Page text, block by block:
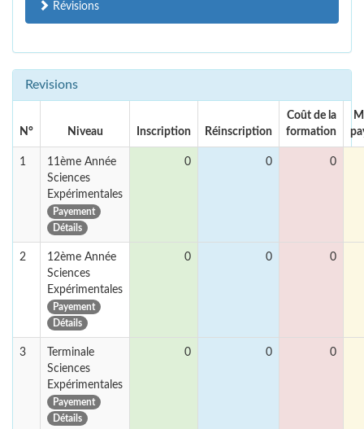
Révisions
Revisions
N° Niveau Inscription Réinscription
Coût de la
formation
1
11ème Année
Sciences
Expérimentales
Payement
Détails
0 0 0
2
12ème Année
Sciences
Expérimentales
Payement
Détails
0 0 0
3
Terminale
Sciences
Expérimentales
Payement
Détails
0 0 0